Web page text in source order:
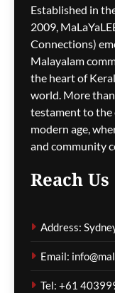
Established in
2009,
Connections)
Malayalam
the heart of
world. More
testament to the
modern age,
and community
Reach Us
Address:
Email:
Tel: +61